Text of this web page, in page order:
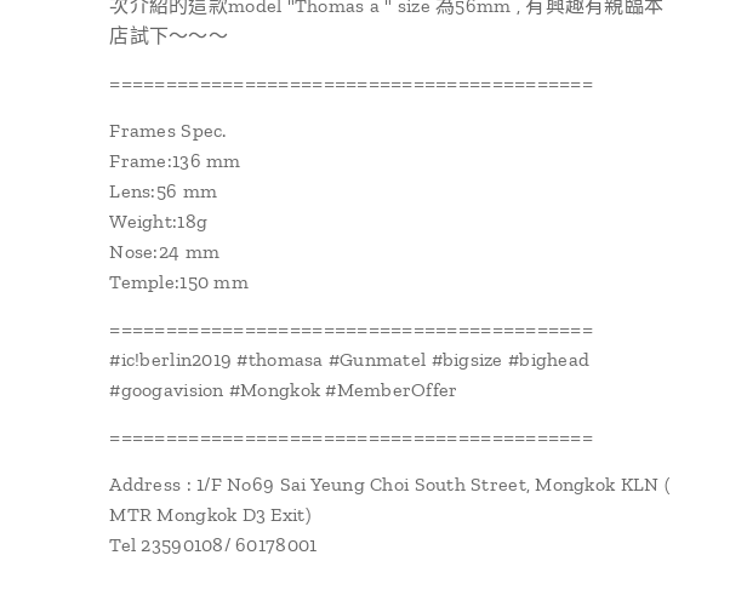
次介紹的這款model "Thomas a " size 為56mm , 有興趣有親臨本
店試下～～～
===========================================
Frames Spec.
Frame:136 mm
Lens:56 mm
Weight:18g
Nose:24 mm
Temple:150 mm
===========================================
#ic!berlin2019 #thomasa #Gunmatel #bigsize #bighead
#googavision #Mongkok #MemberOffer
===========================================
Address : 1/F No69 Sai Yeung Choi South Street, Mongkok KLN (
MTR Mongkok D3 Exit)
Tel 23590108/ 60178001